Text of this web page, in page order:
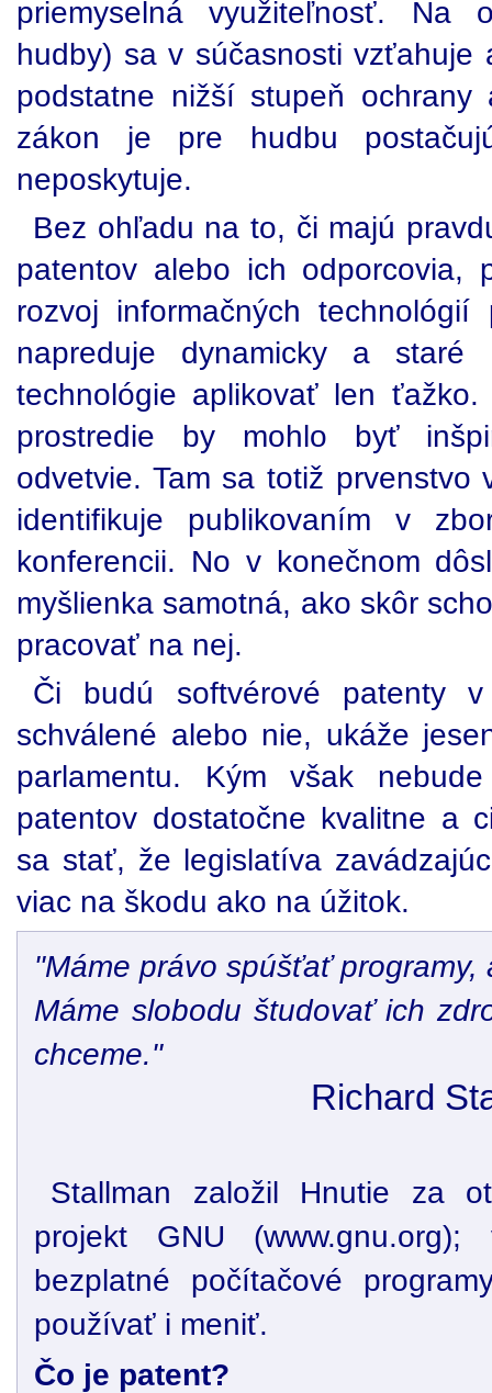
priemyselná využiteľnosť. Na
hudby) sa v súčasnosti vzťahuje
podstatne nižší stupeň
zákon je pre hudbu
neposkytuje.
Bez ohľadu na to, či majú
patentov alebo ich odporcovia,
rozvoj informačných technológií
napreduje dynamicky a
technológie aplikovať len ťažko.
prostredie by mohlo byť
odvetvie. Tam sa totiž prvenstvo
identifikuje publikovaním v
konferencii. No v konečnom
myšlienka samotná, ako skôr
pracovať na nej.
Či budú softvérové patenty
schválené alebo nie, ukáže
parlamentu. Kým však
patentov dostatočne kvalitne a
sa stať, že legislatíva
viac na škodu ako na úžitok.
"Máme právo spúšťať
Máme slobodu študovať ich
chceme."
Richard
Stallman založil Hnutie za
projekt GNU
bezplatné počítačové
používať i meniť.
Čo je patent?